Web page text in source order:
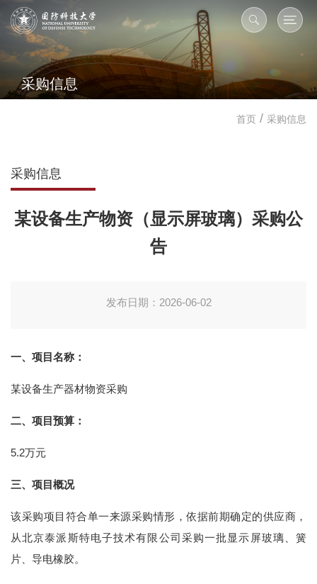
采购信息
首页 / 采购信息
采购信息
某设备生产物资（显示屏玻璃）采购公
告
发布日期：2026-06-02
一、项目名称：
某设备生产器材物资采购
二、项目预算：
5.2万元
三、项目概况
该采购项目符合单一来源采购情形，依据前期确定的供应商，
从北京泰派斯特电子技术有限公司采购一批显示屏玻璃、簧
片、导电橡胶。